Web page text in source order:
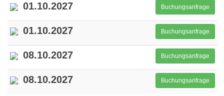
01.10.2027 Buchungsanfrage
01.10.2027 Buchungsanfrage
08.10.2027 Buchungsanfrage
08.10.2027 Buchungsanfrage